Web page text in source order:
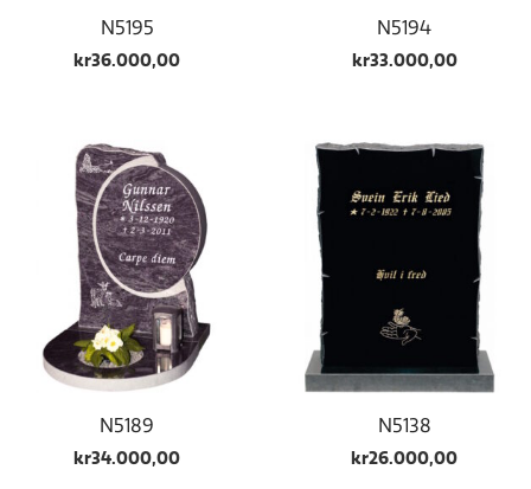
N5195
kr36.000,00
N5194
kr33.000,00
N5189
kr34.000,00
N5138
kr26.000,00